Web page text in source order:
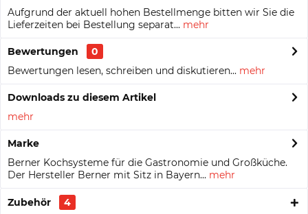
Aufgrund der aktuell hohen Bestellmenge bitten wir Sie die
Lieferzeiten bei Bestellung separat... mehr
Bewertungen
0
Bewertungen lesen, schreiben und diskutieren... mehr
Downloads zu diesem Artikel
mehr
Marke
Berner Kochsysteme für die Gastronomie und Großküche.
Der Hersteller Berner mit Sitz in Bayern... mehr
Zubehör 4